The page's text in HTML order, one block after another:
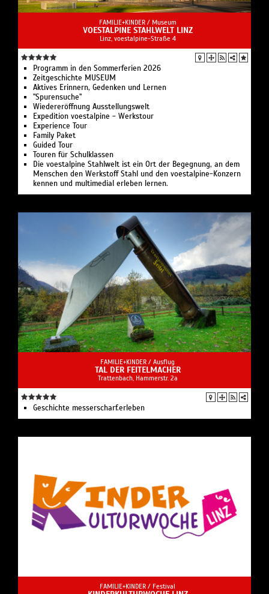
FAMILIE+KINDER / Museum
VOESTALPINE STAHLWELT LINZ
Linz, voestalpine-Straße 4
Programm in den Sommerferien 2026
Zeitgeschichte MUSEUM
Aktives Erinnern, Gedenken und Lernen
"Spurensuche"
Wiedereröffnung Ausstellungswelt
Expedition voestalpine - Werkstour
Experience Tour
Family Paket
Guided Tour
Touren für Schulklassen
Die voestalpine Stahlwelt ist ein Ort der Begegnung, an dem
Menschen den Werkstoff Stahl und den voestalpine-Konzern
kennen und multimedial erleben lernen.
FAMILIE+KINDER / Ausflug
TAL DER FEITELMACHER
Trattenbach, Hammerstr. 2a
Geschichte messerscharf.erleben
FAMILIE+KINDER / Festival